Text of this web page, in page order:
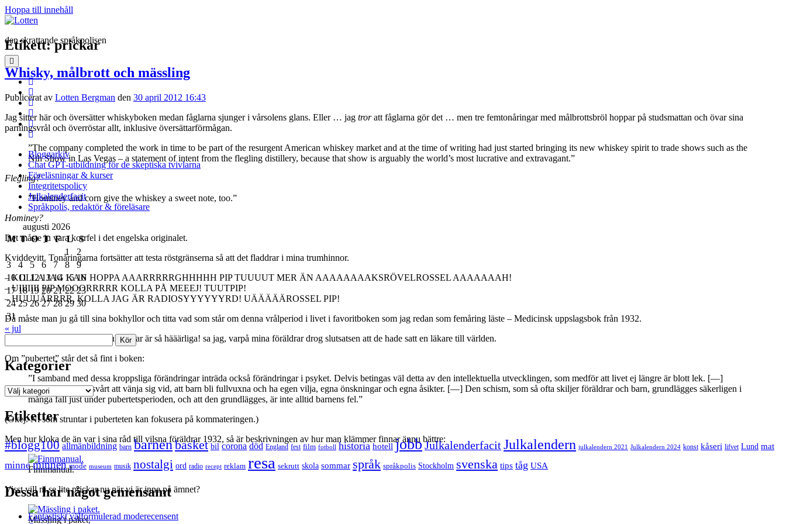
Hoppa till innehåll
Lotten
den skrattande språkpolisen
öppna
primär
meny
twitter
instagram
linkedin
rss
e-
post
Bloggarkiv
Chat GPT-utbildning för de skeptiska tvivlarna
Föreläsningar & kurser
Integritetspolicy
Julkalenderfacit
Språkpolis, redaktör & föreläsare
Sidopanel
augusti 2026
M T O T F L S
1
2
3
4 5 6 7 8
9
10 11 12 13 14 15 16
17 18 19 20 21 22 23
24 25 26 27 28 29 30
31
« jul
Kategorier
Kategorier
Etiketter
#blogg100 allmänbildning barn barnenbasket bil corona död England fest film fotboll historia hotell jobb JulkalenderfacitJulkalendern julkalendern 2021 Julkalendern 2024 konst kåseri lifvet Lund mat
minne minnen mode museum musik nostalgi ord radio recept reklam resa sekrutt skola sommar språk språkpolis Stockholm svenska tips tåg USA
Dessa har något gemensamt
Fantastiskt välformulerad moderecensent
Etikett:prickar
Whisky, målbrott och mässling
Publicerat av Lotten Bergman den 30 april 2012 16:43
Jag sitter här och översätter whiskyboken medan fåglarna sjunger i vårsolens glans. Eller … jag troratt fåglarna gör det … men tre femtonåringar med målbrottsbröl hoppar på studsmattan och övar sina
parningsvrål och överröstar allt, inklusive översättarförmågan.
”The company completed the work in time to be part of the resurgent American whiskey market and at the time of writing had just started bringing its new whiskey spirit to trade shows such as the
Nth Show in Las Vegas – a statement of intent from the flegling distillery, because that show is arguably the world’s most lucrative and extravagant.”
Flegling?
”Hominey and corn give the whiskey a sweet note, too.”
Hominey?
Det måste ju vara korrfel i det engelska originalet.
Kviddevitt. Tonåringarna fortsätter att testa röstgränserna så att det fladdrar i mina trumhinnor.
– KOLLA JAG KAN HOPPA AAARRRRRGHHHHH PIP TUUUUT MER ÄN AAAAAAAAKSRÖVELROSSEL AAAAAAAH!
– UIIIIIII PIP MOOORRRRR KOLLA PÅ MEEEJ! TUUTPIP!
– HUUUÄRRRR, KOLLA JAG ÄR RADIOSYYYYYYRD! UÄÄÄÄÄROSSEL PIP!
Då måste man ju gå till sina bokhyllor och titta vad som står om denna vrålperiod i livet i favoritboken som jag redan som femåring läste – Medicinsk uppslagsbok från 1932.
Bilderna på alla prickiga sjukdomar är så hääärliga! sa jag, varpå mina föräldrar drog slutsatsen att de hade satt en läkare till världen.
Om ”pubertet” står det så fint i boken:
”I samband med dessa kroppsliga förändringar inträda också förändringar i psyket. Delvis betingas väl detta av den intellektuella utvecklingen, som medför att livet ej längre är blott lek. [—]
Föräldrar ha ofta svårt att vänja sig vid, att barn bli fullvuxna och ha egen vilja, egna önskningar och egna åsikter. [—] Den schism, som så ofta skiljer föräldrar och barn, grundlägges säkerligen i
många fall just under pubertetsperioden, och att den grundlägges, är inte alltid barnens fel.”
(Okej. Ni som struntar i puberteten kan fokusera på kommateringen.)
Men hur kloka de än var i sina råd till vilsna föräldrar 1932, så är beskrivningen av hur man klämmer finnar ännu bättre:
Finnmanual.
Visst vill ni se lite prickar nu när vi är inne på ämnet?
Mässling i paket.